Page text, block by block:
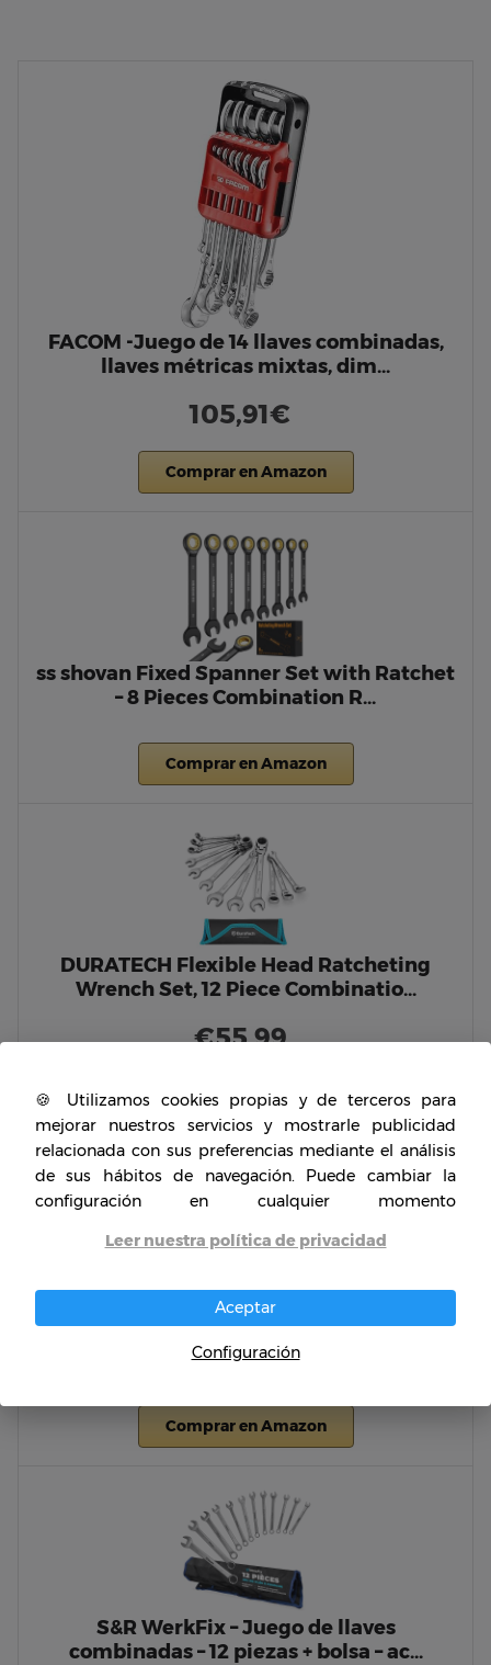
FACOM -Juego de 14 llaves combinadas,
llaves métricas mixtas, dim…
105,91€
Comprar en Amazon
ss shovan Fixed Spanner Set with Ratchet
– 8 Pieces Combination R…
Comprar en Amazon
DURATECH Flexible Head Ratcheting
Wrench Set, 12 Piece Combinatio…
€55.99
Comprar en Amazon
SORAKO Llaves Fijas con Carraca 8-19mm,
12Pcs Llave de Carraca co…
42,50€
Comprar en Amazon
S&R WerkFix – Juego de llaves
combinadas – 12 piezas + bolsa – ac…
🍪 Utilizamos cookies propias y de terceros para
mejorar nuestros servicios y mostrarle publicidad
relacionada con sus preferencias mediante el análisis
de sus hábitos de navegación. Puede cambiar la
configuración en cualquier momento
Leer nuestra política de privacidad
Aceptar
Configuración